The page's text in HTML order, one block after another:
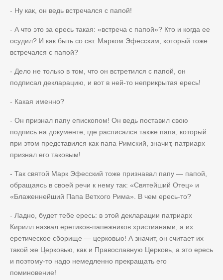
- Ну как, он ведь встречался с папой!
- А что это за ересь такая: «встреча с папой»? Кто и когда ее
осудил? И как быть со свт. Марком Эфесским, который тоже
встречался с папой?
- Дело не только в том, что он встретился с папой, он
подписал декларацию, и вот в ней-то неприкрытая ересь!
- Какая именно?
- Он признал папу епископом! Он ведь поставил свою
подпись на документе, где расписался также папа, который
при этом представился как папа Римский, значит, патриарх
признал его таковым!
- Так святой Марк Эфесский тоже признавал папу — папой,
обращаясь в своей речи к нему так: «Святейший Отец» и
«Блаженнейший Папа Ветхого Рима» . В чем ересь-то?
- Ладно, будет тебе ересь: в этой декларации патриарх
Кирилл назвал еретиков-папежников христианами, а их
еретическое сборище — церковью! А значит, он считает их
такой же Церковью, как и Православную Церковь, а это ересь
и поэтому-то надо немедленно прекращать его
поминовение!